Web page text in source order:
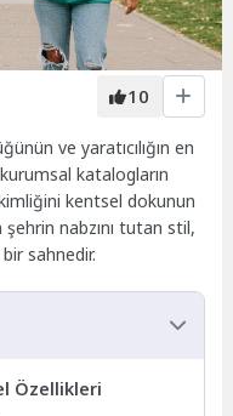
10
ve yaratıcılığın en
katalogların
kentsel dokunun
nabzını tutan stil,
sahnedir.
Özellikleri